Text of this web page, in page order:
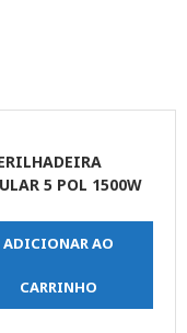
5 POL 1500W
ADICIONAR AO
CARRINHO